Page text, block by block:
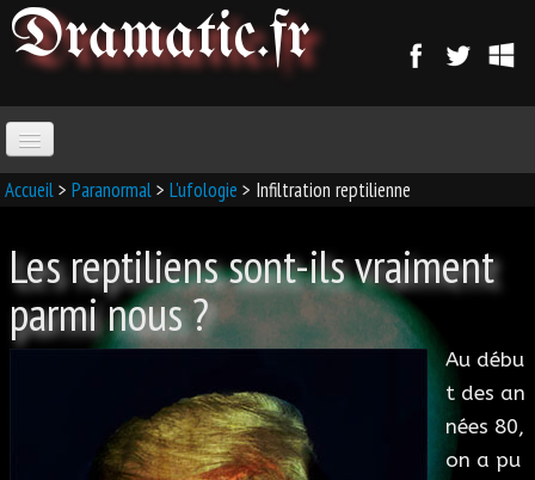
Dramatic.fr
ACCUEIL
MAGIE
MAGIE D'AMOUR
Accueil> Paranormal> L'ufologie > Infiltration reptilienne
Les reptiliens sont-ils vraiment
parmi nous ?
Au débu
t des an
nées 80,
on a pu